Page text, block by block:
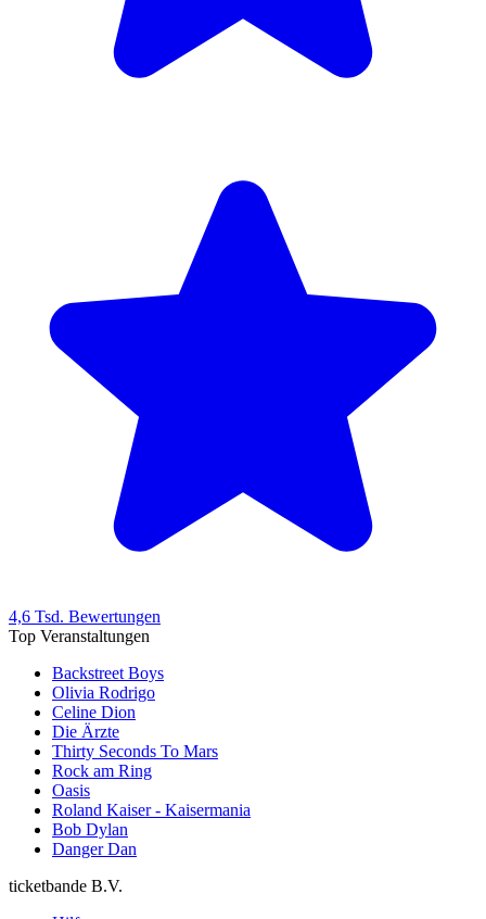
4,6 Tsd. Bewertungen
Top Veranstaltungen
Backstreet Boys
Olivia Rodrigo
Celine Dion
Die Ärzte
Thirty Seconds To Mars
Rock am Ring
Oasis
Roland Kaiser - Kaisermania
Bob Dylan
Danger Dan
ticketbande B.V.